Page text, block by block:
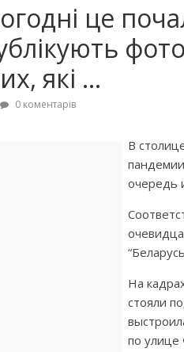
це
які …
0 коментарів
В
очередь
На
стояли
по улице